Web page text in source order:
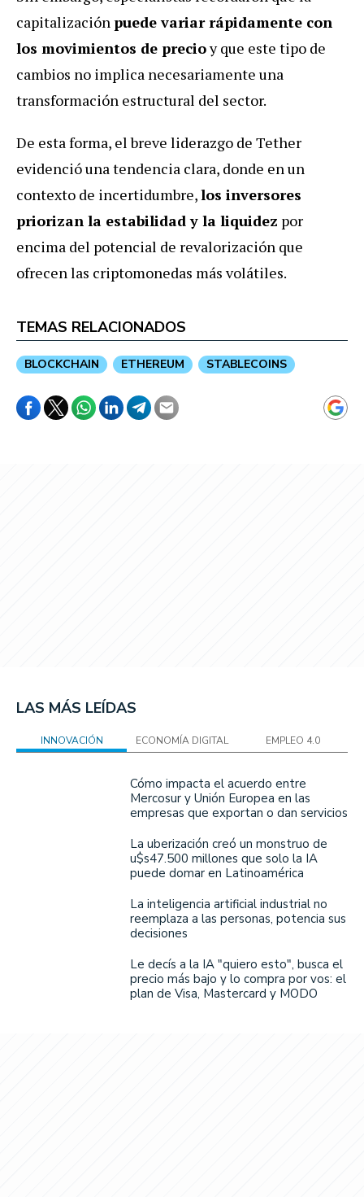
capitalizaciónpuede variar rápidamente con
los movimientos de precioy que este tipo de
cambios no implica necesariamente una
transformación estructural del sector.
De esta forma, el breve liderazgo de Tether
evidenció una tendencia clara, donde en un
contexto de incertidumbre,los inversores
priorizan la estabilidad y la liquidez por
encima del potencial de revalorización que
ofrecen las criptomonedas más volátiles.
TEMAS RELACIONADOS
BLOCKCHAIN ETHEREUM STABLECOINS
LAS MÁS LEÍDAS
INNOVACIÓN ECONOMÍA DIGITAL EMPLEO 4.0
Cómo impacta el acuerdo entre
Mercosur y Unión Europea en las
empresas que exportan o dan servicios
La uberización creó un monstruo de
u$s47.500 millones que solo la IA
puede domar en Latinoamérica
La inteligencia artificial industrial no
reemplaza a las personas, potencia sus
decisiones
Le decís a la IA "quiero esto", busca el
precio más bajo y lo compra por vos: el
plan de Visa, Mastercard y MODO